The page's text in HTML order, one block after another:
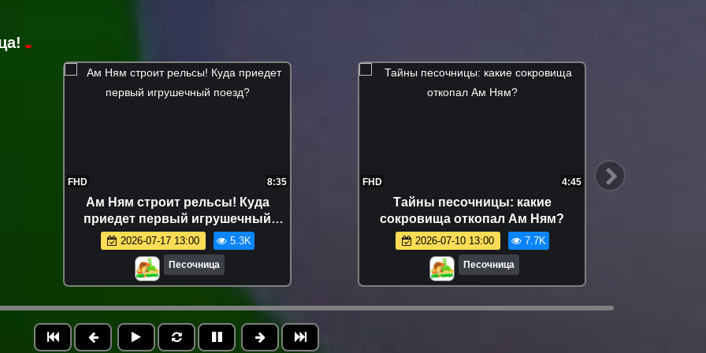
FHD 8:35
Ам Ням строит рельсы! Куда
приедет первый игрушечный
поезд?
2026-07-17 13:00 5.3K
Песочница
FHD 4:45
Тайны песочницы: какие
сокровища откопал Ам Ням?
2026-07-10 13:00 7.7K
Песочница